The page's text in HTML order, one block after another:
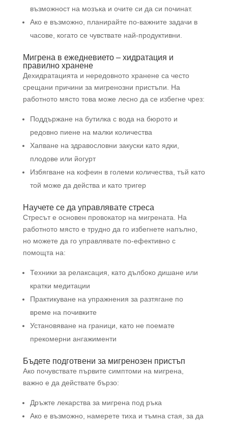
възможност на мозъка и очите си да си починат.
Ако е възможно, планирайте по-важните задачи в
часове, когато се чувствате най-продуктивни.
Мигрена в ежедневието – хидратация и
правилно хранене
Дехидратацията и нередовното хранене са често
срещани причини за мигренозни пристъпи. На
работното място това може лесно да се избегне чрез:
Поддържане на бутилка с вода на бюрото и
редовно пиене на малки количества
Хапване на здравословни закуски като ядки,
плодове или йогурт
Избягване на кофеин в големи количества, тъй като
той може да действа и като тригер
Научете се да управлявате стреса
Стресът е основен провокатор на мигрената. На
работното място е трудно да го избегнете напълно,
но можете да го управлявате по-ефективно с
помощта на:
Техники за релаксация, като дълбоко дишане или
кратки медитации
Практикуване на упражнения за разтягане по
време на почивките
Установяване на граници, като не поемате
прекомерни ангажименти
Бъдете подготвени за мигренозен пристъп
Ако почувствате първите симптоми на мигрена,
важно е да действате бързо:
Дръжте лекарства за мигрена под ръка
Ако е възможно, намерете тиха и тъмна стая, за да